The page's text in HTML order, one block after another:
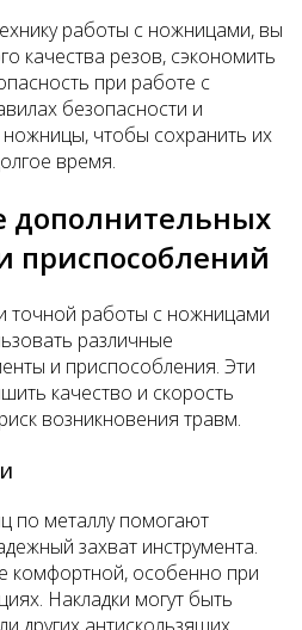
работы с ножницами, вы
качества резов, сэкономить
при работе с
безопасности и
чтобы сохранить их
время.
дополнительных
приспособлений
точной работы с ножницами
различные
и приспособления. Эти
качество и скорость
возникновения травм.
по металлу помогают
захват инструмента.
комфортной, особенно при
Накладки могут быть
других антискользящих